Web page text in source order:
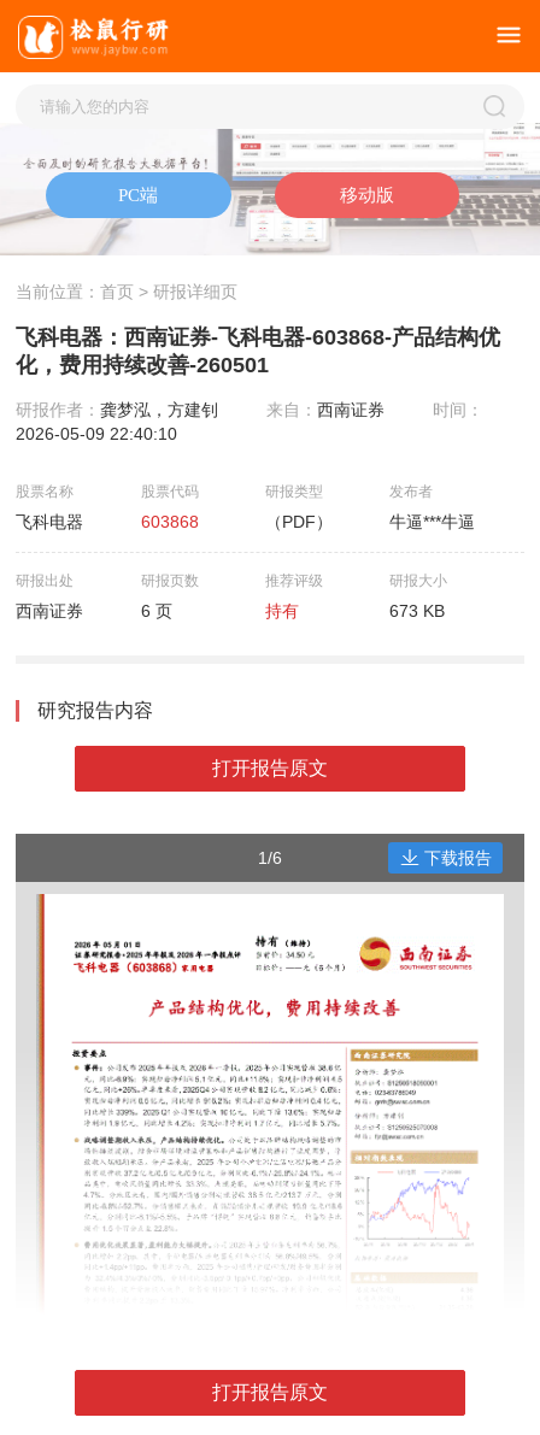
当前位置：首页 > 研报详细页
飞科电器：西南证券-飞科电器-603868-产品结构优
化，费用持续改善-260501
研报作者：龚梦泓，方建钊 来自：西南证券
时间：
2026-05-09 22:40:10
股票名称
飞科电器
股票代码
603868
研报类型
（PDF）
发布者
牛逼***牛逼
研报出处
西南证券
研报页数
6 页
推荐评级
持有
研报大小
673 KB
研究报告内容
打开报告原文
1/6 下载报告
打开报告原文